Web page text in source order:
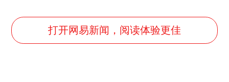
打开网易新闻，阅读体验更佳